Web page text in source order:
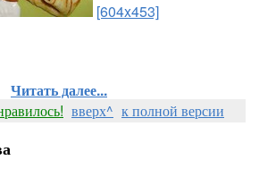
[604x453]
Читать далее...
вверх^ к полной версии